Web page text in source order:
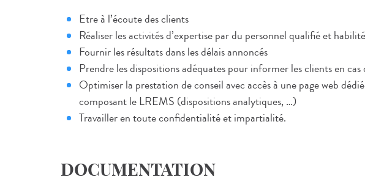
Etre à l’écoute des clients
Réaliser les activités d’expertise par du personnel qualifié et habilité
Fournir les résultats dans les délais annoncés
Prendre les dispositions adéquates pour informer les clients en
Optimiser la prestation de conseil avec accès à une page web
composant le LREMS (dispositions analytiques, …)
Travailler en toute confidentialité et impartialité.
DOCUMENTATION